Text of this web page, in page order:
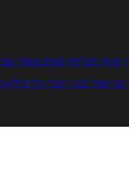
רפואה משלימה ספורט וכושר
שף תזונה לבטן רגועה מרזים ללא